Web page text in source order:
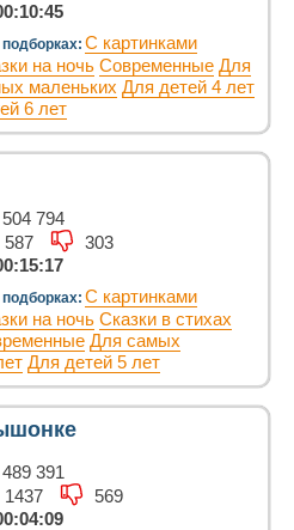
подборках: С картинками
на ночь Современные Для
маленьких Для детей 4 лет
6 лет
504 794
587
303
подборках: С картинками
на ночь Сказки в стихах
Для самых
Для детей 5 лет
489 391
1437
569